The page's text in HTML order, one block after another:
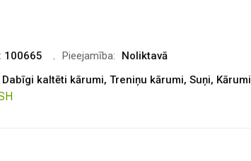
100665 Pieejamība:
Noliktavā
Dabīgi kaltēti kārumi, Treniņu kārumi, Suņi, Kārumi